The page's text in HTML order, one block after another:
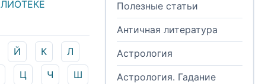
Й К
Л
Ц Ч
Ш
Полезные статьи
Античная литература
Астрология
Астрология. Гадание